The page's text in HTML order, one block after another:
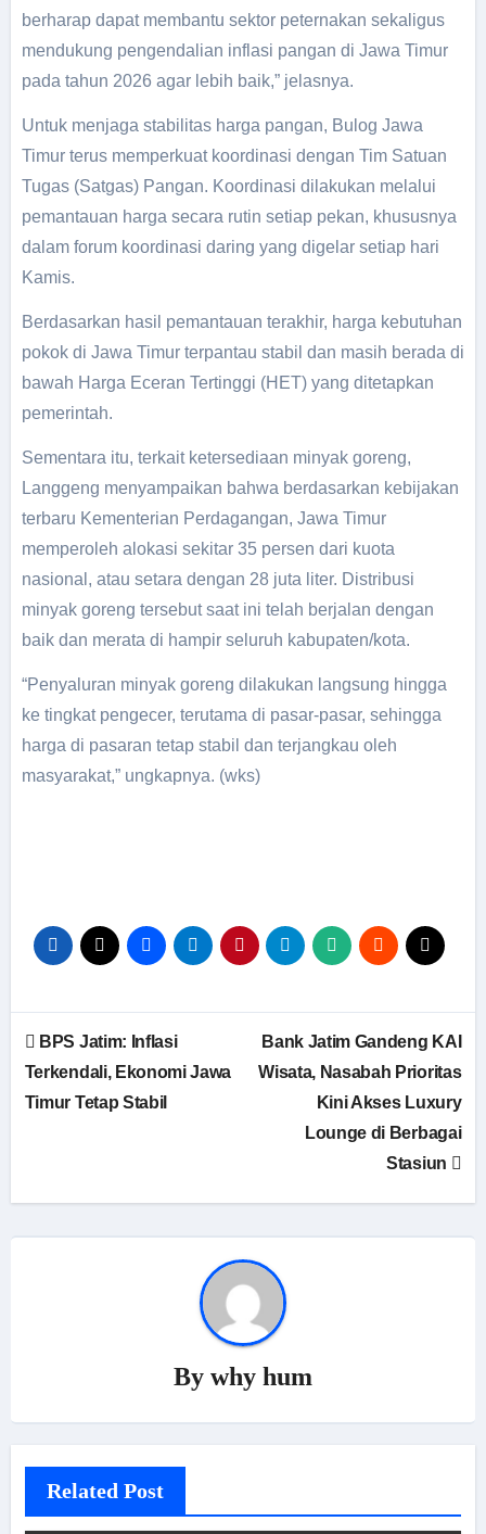
berharap dapat membantu sektor peternakan sekaligus
mendukung pengendalian inflasi pangan di Jawa Timur
pada tahun 2026 agar lebih baik,” jelasnya.
Untuk menjaga stabilitas harga pangan, Bulog Jawa
Timur terus memperkuat koordinasi dengan Tim Satuan
Tugas (Satgas) Pangan. Koordinasi dilakukan melalui
pemantauan harga secara rutin setiap pekan, khususnya
dalam forum koordinasi daring yang digelar setiap hari
Kamis.
Berdasarkan hasil pemantauan terakhir, harga kebutuhan
pokok di Jawa Timur terpantau stabil dan masih berada di
bawah Harga Eceran Tertinggi (HET) yang ditetapkan
pemerintah.
Sementara itu, terkait ketersediaan minyak goreng,
Langgeng menyampaikan bahwa berdasarkan kebijakan
terbaru Kementerian Perdagangan, Jawa Timur
memperoleh alokasi sekitar 35 persen dari kuota
nasional, atau setara dengan 28 juta liter. Distribusi
minyak goreng tersebut saat ini telah berjalan dengan
baik dan merata di hampir seluruh kabupaten/kota.
“Penyaluran minyak goreng dilakukan langsung hingga
ke tingkat pengecer, terutama di pasar-pasar, sehingga
harga di pasaran tetap stabil dan terjangkau oleh
masyarakat,” ungkapnya. (wks)
BPS Jatim: Inflasi
Terkendali, Ekonomi Jawa
Timur Tetap Stabil
Bank Jatim Gandeng KAI
Wisata, Nasabah Prioritas
Kini Akses Luxury
Lounge di Berbagai
Stasiun
By why hum
Related Post